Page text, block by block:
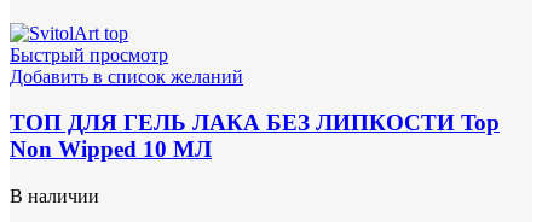
Быстрый просмотр
Добавить в список желаний
ТОП ДЛЯ ГЕЛЬ ЛАКА БЕЗ ЛИПКОСТИ Top
Non Wipped 10 МЛ
В наличии